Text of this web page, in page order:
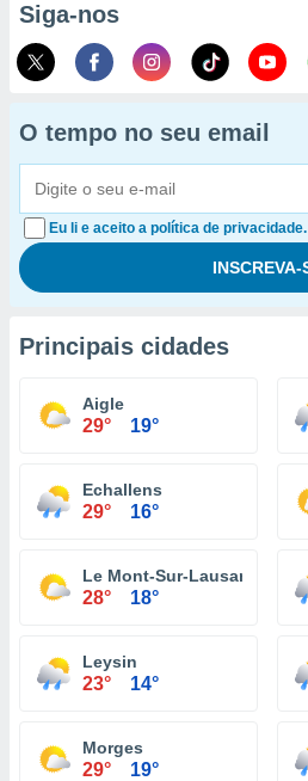
Siga-nos
O tempo no seu email
Eu li e aceito a política de privacidade.
Principais cidades
Aigle
29° 19°
Echallens
29° 16°
Le Mont-Sur-Lausanne
28° 18°
Leysin
23° 14°
Morges
29° 19°